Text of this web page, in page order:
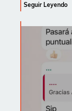
Seguir Leyendo